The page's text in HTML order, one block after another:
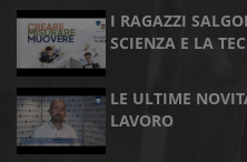
I RAGAZZI
SCIENZA E LA
LE ULTIME
LAVORO